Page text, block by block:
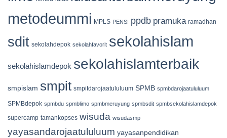
metodeummi MPLS PENSI ppdb pramuka ramadhan
sdit sekolahdepok sekolahfavorit sekolahislam
sekolahislamdepok sekolahislamterbaik
smpislam smpit smpitdarojaatululuum SPMB spmbdarojaatululuum
SPMBdepok spmbdu spmblimo spmbmeruyung spmbsdit spmbsekolahislamdepok
supercamp tamankopses wisuda wisudasmp
yayasandarojaatululuum yayasanpendidikan